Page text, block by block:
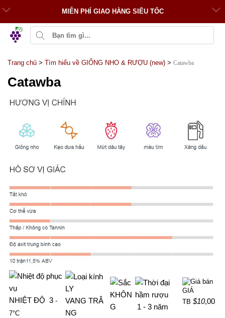
MIỄN PHÍ GIAO HÀNG SIÊU TỐC
Trang chủ > Tìm hiểu về GIỐNG NHO & RƯỢU (new) > Catawba
Catawba
NHIỆT ĐỘ 3 -
7°C
LY
VANG TRẮ
NG
KHÔN
G
1 - 3 năm
GIÁ
TB $10,00